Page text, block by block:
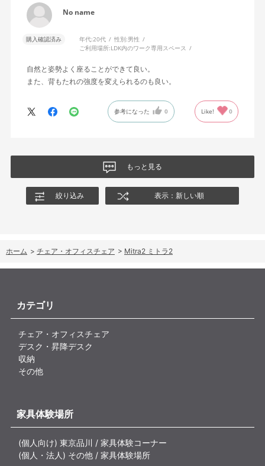
No name
購入確認済み 年代:20代 性別:男性
ご利用場所:LDK内のワーク専用スペース
自然と姿勢よく座ることができて良い。
また、背もたれの強度を変えられるのも良い。
参考になった 0 Like! 0
もっと見る
絞り込み 表示：新しい順
ホーム > チェア・オフィスチェア > Mitra2 ミトラ2
カテゴリ
チェア・オフィスチェア
デスク・昇降デスク
収納
その他
家具体験場所
(個人向け) 東京品川 / 家具体験コーナー
(個人・法人) その他 / 家具体験場所